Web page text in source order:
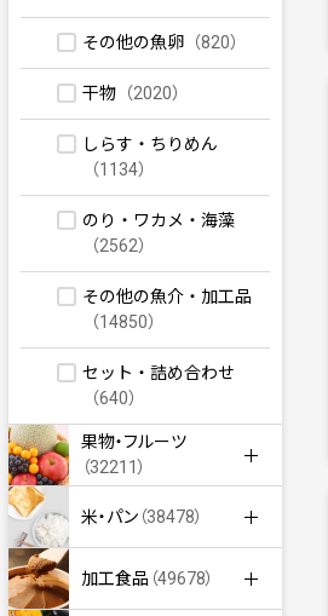
その他の魚卵 （820）
干物 （2020）
しらす・ちりめん
（1134）
のり・ワカメ・海藻
（2562）
その他の魚介・加工品
（14850）
セット・詰め合わせ
（640）
果物・フルーツ
（32211）
米・パン （38478）
加工食品 （49678）